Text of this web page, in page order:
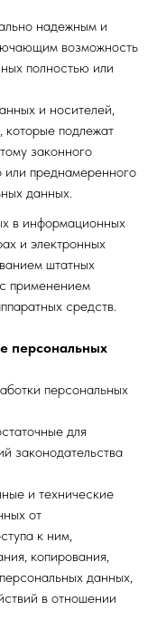
надежным и
возможность
полностью или
и носителей,
подлежат
законного
или преднамеренного
данных.
в информационных
и электронных
штатных
применением
средств.
персональных
персональных
для
законодательства
и технические
от
к ним,
копирования,
данных,
в отношении